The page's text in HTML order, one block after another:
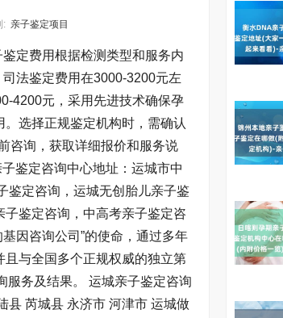
:亲子鉴定项目
定费用根据检测类型和服务内
法鉴定费用在3000-3200元左
4200元，采用先进技术确保孕
选择正规鉴定机构时，需确认
咨询，获取详细报价和服务说
鉴定咨询中心地址：运城市中
鉴定咨询，运城无创胎儿亲子鉴
鉴定咨询，中高考亲子鉴定咨
因咨询公司”的使命，通过多年
与全国多个正规权威的独立第
服务及结果。 运城亲子鉴定咨询
县 芮城县 永济市 河津市 运城做